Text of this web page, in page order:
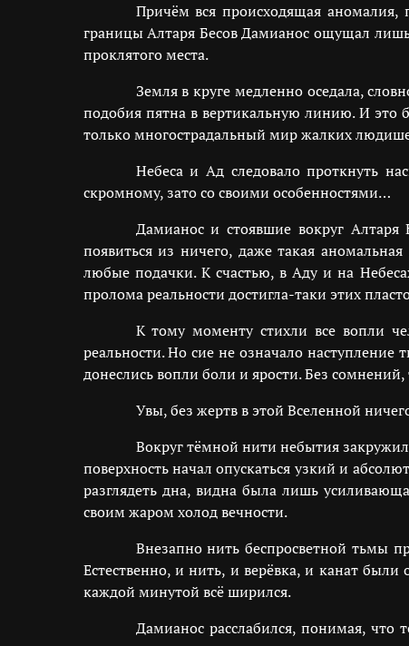
Причём вся происходящая аномалия,
границы Алтаря Бесов Дамианос ощущал лишь
проклятого места.
Земля в круге медленно оседала,
подобия пятна в вертикальную линию. И это
только многострадальный мир жалких
Небеса и Ад следовало проткнуть
скромному, зато со своими особенностями…
Дамианос и стоявшие вокруг
появиться из ничего, даже такая
любые подачки. К счастью, в Аду и на
пролома реальности достигла-таки этих
К тому моменту стихли все вопли
реальности. Но сие не означало
донеслись вопли боли и ярости. Без
Увы, без жертв в этой Вселенной
Вокруг тёмной нити небытия
поверхность начал опускаться узкий и
разглядеть дна, видна была лишь
своим жаром холод вечности.
Внезапно нить беспросветной тьмы
Естественно, и нить, и верёвка, и канат
каждой минутой всё ширился.
Дамианос расслабился, понимая,